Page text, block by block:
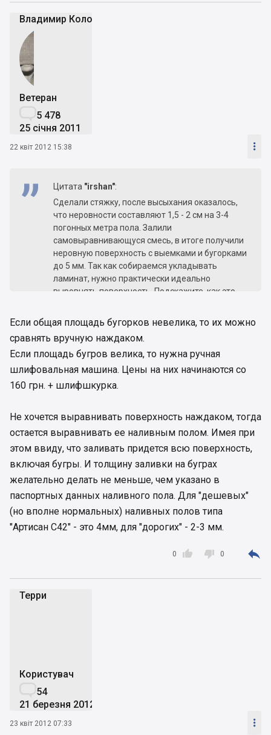
Владимир Коломейко
Ветеран
5 478
25 січня 2011
22 квіт 2012 15:38 
Цитата "irshan":
Сделали стяжку, после высыхания оказалось,
что неровности составляют 1,5 - 2 см на 3-4
погонных метра пола. Залили
самовыравнивающуся смесь, в итоге получили
неровную поверхность с выемками и бугорками
до 5 мм. Так как собираемся укладывать
ламинат, нужно практически идеально
выровнять поверхность. Подскажите, как это
Если общая площадь бугорков невелика, то их можно
сравнять вручную наждаком.
Если площадь бугров велика, то нужна ручная
шлифовальная машина. Цены на них начинаются со
160 грн. + шлифшкурка.
Не хочется выравнивать поверхность наждаком, тогда
остается выравнивать ее наливным полом. Имея при
этом ввиду, что заливать придется всю поверхность,
включая бугры. И толщину заливки на буграх
желательно делать не меньше, чем указано в
паспортных данных наливного пола. Для "дешевых"
(но вполне нормальных) наливных полов типа
"Артисан С42" - это 4мм, для "дорогих" - 2-3 мм.

0  0 
Терри
Користувач
54
21 березня 2012
23 квіт 2012 07:33 